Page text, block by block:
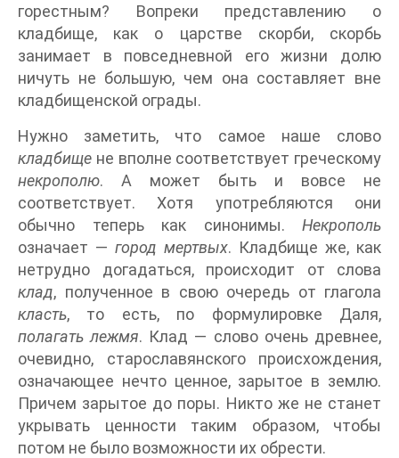
горестным? Вопреки представлению о
кладбище, как о царстве скорби, скорбь
занимает в повседневной его жизни долю
ничуть не большую, чем она составляет вне
кладбищенской ограды.
Нужно заметить, что самое наше слово
кладбище не вполне соответствует греческому
некрополю. А может быть и вовсе не
соответствует. Хотя употребляются они
обычно теперь как синонимы. Некрополь
означает — город мертвых. Кладбище же, как
нетрудно догадаться, происходит от слова
клад, полученное в свою очередь от глагола
класть, то есть, по формулировке Даля,
полагать лежмя. Клад — слово очень древнее,
очевидно, старославянского происхождения,
означающее нечто ценное, зарытое в землю.
Причем зарытое до поры. Никто же не станет
укрывать ценности таким образом, чтобы
потом не было возможности их обрести.